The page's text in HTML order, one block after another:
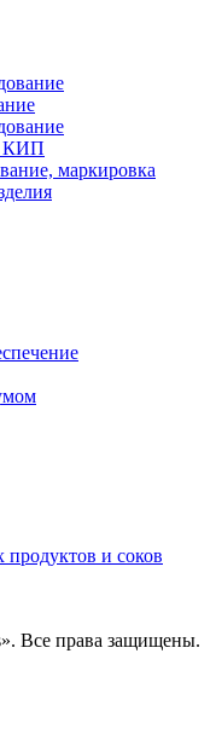
КИП
маркировка
продуктов и соков
Все права защищены.